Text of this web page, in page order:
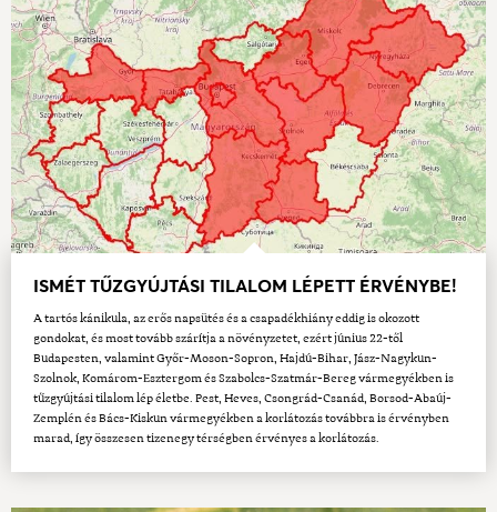
ISMÉT TŰZGYÚJTÁSI TILALOM LÉPETT ÉRVÉNYBE!
A tartós kánikula, az erős napsütés és a csapadékhiány eddig is okozott
gondokat, és most tovább szárítja a növényzetet, ezért június 22-től
Budapesten, valamint Győr-Moson-Sopron, Hajdú-Bihar, Jász-Nagykun-
Szolnok, Komárom-Esztergom és Szabolcs-Szatmár-Bereg vármegyékben is
tűzgyújtási tilalom lép életbe. Pest, Heves, Csongrád-Csanád, Borsod-Abaúj-
Zemplén és Bács-Kiskun vármegyékben a korlátozás továbbra is érvényben
marad, így összesen tizenegy térségben érvényes a korlátozás.